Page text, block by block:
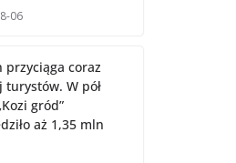
06
przyciąga coraz
turystów. W pół
gród”
aż 1,35 mln